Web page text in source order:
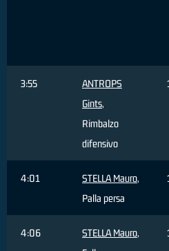
3:55
ANTROPS
Gints,
Rimbalzo
difensivo
4:01 STELLA Mauro,
Palla persa
4:06 STELLA Mauro,